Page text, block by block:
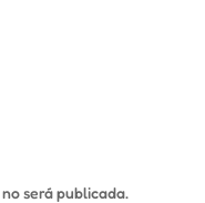
será publicada.